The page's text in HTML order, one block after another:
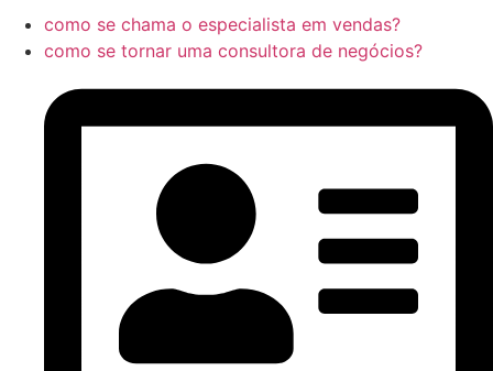
como se chama o especialista em vendas?
como se tornar uma consultora de negócios?